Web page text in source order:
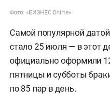
Фото: «БИЗНЕС Online»
Самой популярной
стало 25 июля — в этот
официально оформили
пятницы и субботы
по 85 пар в день.